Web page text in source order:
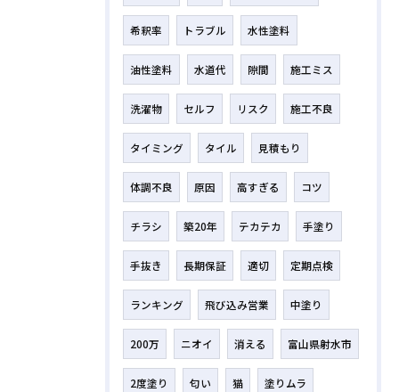
希釈率 トラブル 水性塗料
油性塗料 水道代 隙間 施工ミス
洗濯物 セルフ リスク 施工不良
タイミング タイル 見積もり
体調不良 原因 高すぎる コツ
チラシ 築20年 テカテカ 手塗り
手抜き 長期保証 適切 定期点検
ランキング 飛び込み営業 中塗り
200万 ニオイ 消える 富山県射水市
2度塗り 匂い 猫 塗りムラ